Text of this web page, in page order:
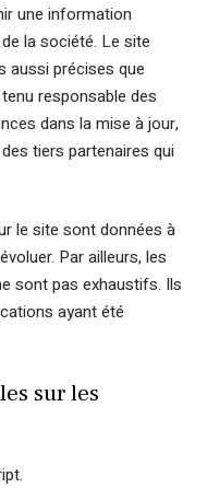
une information
la société. Le site
aussi précises que
responsable des
dans la mise à jour,
tiers partenaires qui
le site sont données à
Par ailleurs, les
sont pas exhaustifs. Ils
ayant été
sur les